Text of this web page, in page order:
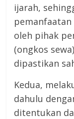
ijarah,
oleh pihak
(ongkos
dipastikan
Kedua,
dahulu
ditentukan